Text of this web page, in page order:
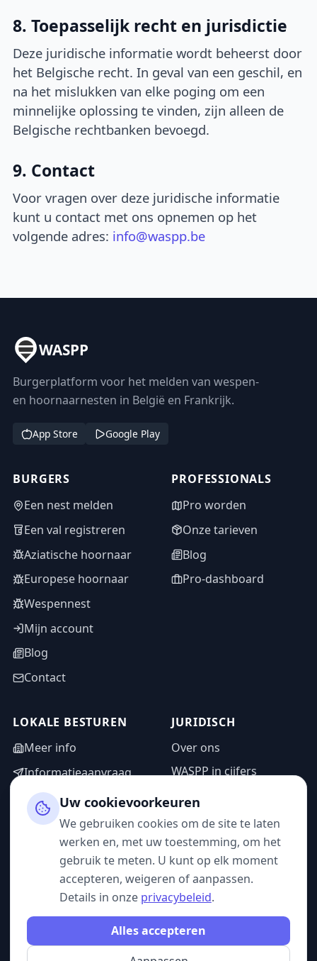
8. Toepasselijk recht en jurisdictie
Deze juridische informatie wordt beheerst door
het Belgische recht. In geval van een geschil, en
na het mislukken van elke poging om een
minnelijke oplossing te vinden, zijn alleen de
Belgische rechtbanken bevoegd.
9. Contact
Voor vragen over deze juridische informatie
kunt u contact met ons opnemen op het
volgende adres: info@waspp.be
WASPP
Burgerplatform voor het melden van wespen-
en hoornaarnesten in België en Frankrijk.
App Store Google Play
BURGERS
Een nest melden
Een val registreren
Aziatische hoornaar
Europese hoornaar
Wespennest
Mijn account
Blog
Contact
PROFESSIONALS
Pro worden
Onze tarieven
Blog
Pro-dashboard
LOKALE BESTUREN
Meer info
Informatieaanvraag
Adminzone
JURIDISCH
Over ons
WASPP in cijfers
Privacybeleid
Gebruiksvoorwaarden
VOLG ONS
Uw cookievoorkeuren
We gebruiken cookies om de site te laten
werken en, met uw toestemming, om het
gebruik te meten. U kunt op elk moment
accepteren, weigeren of aanpassen.
Details in onze privacybeleid.
Alles accepteren